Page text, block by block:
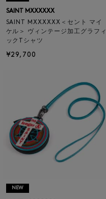
SAINT MXXXXXX
SAINT MXXXXXX＜セント マイ
ケル＞ ヴィンテージ加工グラフィ
ックTシャツ
¥29,700
NEW